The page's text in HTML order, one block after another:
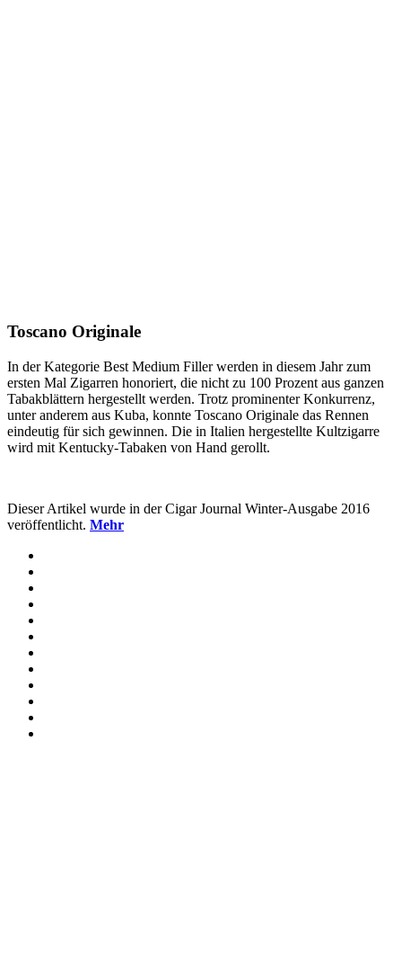
Toscano Originale
In der Kategorie Best Medium Filler werden in diesem Jahr zum
ersten Mal Zigarren honoriert, die nicht zu 100 Prozent aus ganzen
Tabakblättern hergestellt werden. Trotz prominenter Konkurrenz,
unter anderem aus Kuba, konnte Toscano Originale das Rennen
eindeutig für sich gewinnen. Die in Italien hergestellte Kultzigarre
wird mit Kentucky-Tabaken von Hand gerollt.
Dieser Artikel wurde in der Cigar Journal Winter-Ausgabe 2016
veröffentlicht. Mehr